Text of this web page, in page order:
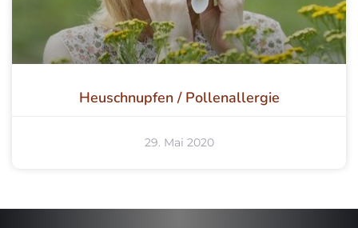
Heuschnupfen / Pollenallergie
29. Mai 2020